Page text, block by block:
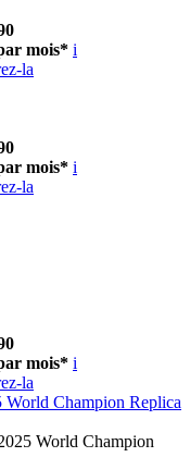
mois* i
la
mois* i
la
mois* i
la
Champion Replica
World Champion